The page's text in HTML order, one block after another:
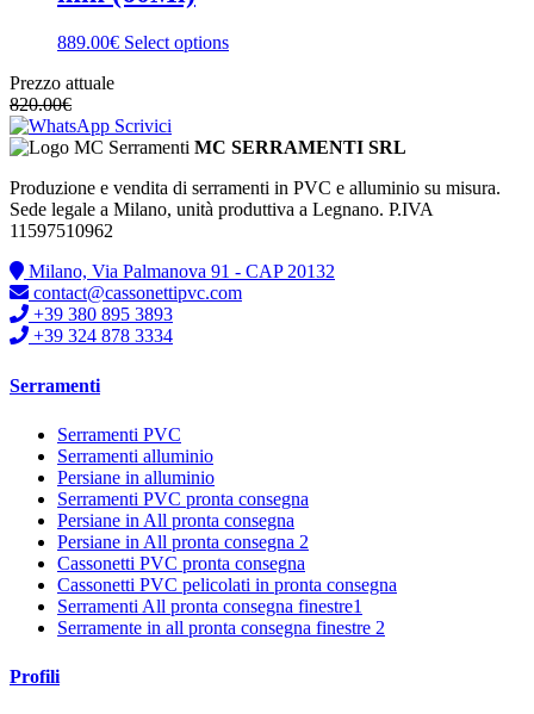
889.00€ Select options
Prezzo attuale
820.00€
Scrivici
MC SERRAMENTI SRL
Produzione e vendita di serramenti in PVC e alluminio su misura.
Sede legale a Milano, unità produttiva a Legnano. P.IVA
11597510962
Milano, Via Palmanova 91 - CAP 20132
contact@cassonettipvc.com
+39 380 895 3893
+39 324 878 3334
Serramenti
Serramenti PVC
Serramenti alluminio
Persiane in alluminio
Serramenti PVC pronta consegna
Persiane in All pronta consegna
Persiane in All pronta consegna 2
Cassonetti PVC pronta consegna
Cassonetti PVC pelicolati in pronta consegna
Serramenti All pronta consegna finestre1
Serramente in all pronta consegna finestre 2
Profili